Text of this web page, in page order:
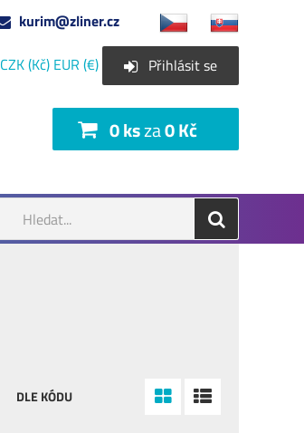
kurim@zliner.cz
CZK (Kč) EUR (€) Přihlásit se
0 ksza0 Kč
DLE KÓDU